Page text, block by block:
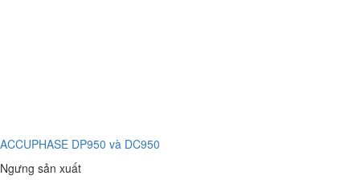
ACCUPHASE DP950 và DC950
Ngưng sản xuất